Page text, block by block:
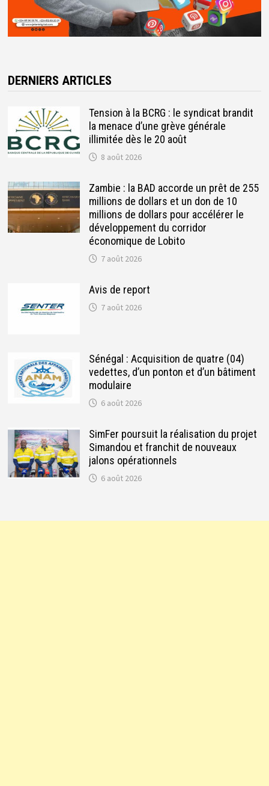
DERNIERS ARTICLES
Tension à la BCRG : le syndicat brandit
la menace d’une grève générale
illimitée dès le 20 août
8 août 2026
Zambie : la BAD accorde un prêt de 255
millions de dollars et un don de 10
millions de dollars pour accélérer le
développement du corridor
économique de Lobito
7 août 2026
Avis de report
7 août 2026
Sénégal : Acquisition de quatre (04)
vedettes, d’un ponton et d’un bâtiment
modulaire
6 août 2026
SimFer poursuit la réalisation du projet
Simandou et franchit de nouveaux
jalons opérationnels
6 août 2026